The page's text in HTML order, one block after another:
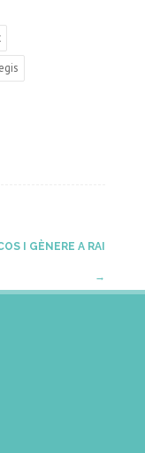
I GÈNERE A RAI
→